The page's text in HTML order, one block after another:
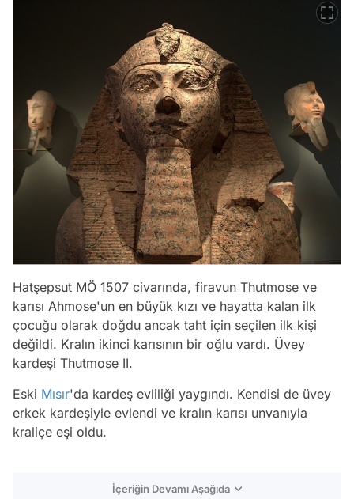
Hatşepsut MÖ 1507 civarında, firavun Thutmose ve
karısı Ahmose'un en büyük kızı ve hayatta kalan ilk
çocuğu olarak doğdu ancak taht için seçilen ilk kişi
değildi. Kralın ikinci karısının bir oğlu vardı. Üvey
kardeşi Thutmose II.
Eski Mısır'da kardeş evliliği yaygındı. Kendisi de üvey
erkek kardeşiyle evlendi ve kralın karısı unvanıyla
kraliçe eşi oldu.
İçeriğin Devamı Aşağıda